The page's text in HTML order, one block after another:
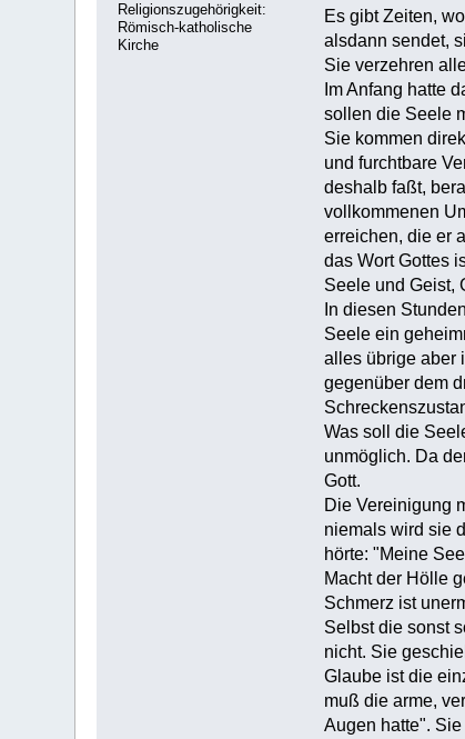
Religionszugehörigkeit:
Römisch-katholische
Kirche
Es gibt Zeiten,
alsdann sendet,
Sie verzehren
Im Anfang hatte
sollen die Seele
Sie kommen
und furchtbare
deshalb faßt,
vollkommenen
erreichen, die er
das Wort Gottes
Seele und Geist,
In diesen
Seele ein
alles übrige aber
gegenüber dem
Was soll die
unmöglich. Da
Gott.
Die Vereinigung
niemals wird sie
hörte: "Meine
Macht der Hölle
Schmerz ist
Selbst die sonst
nicht. Sie
Glaube ist die
muß die arme,
Augen hatte".